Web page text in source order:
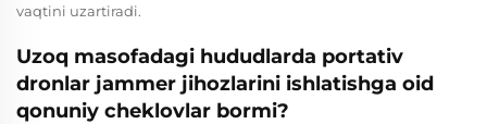
vaqtini uzartiradi.
Uzoq masofadagi hududlarda portativ
dronlar jammer jihozlarini ishlatishga oid
qonuniy cheklovlar bormi?